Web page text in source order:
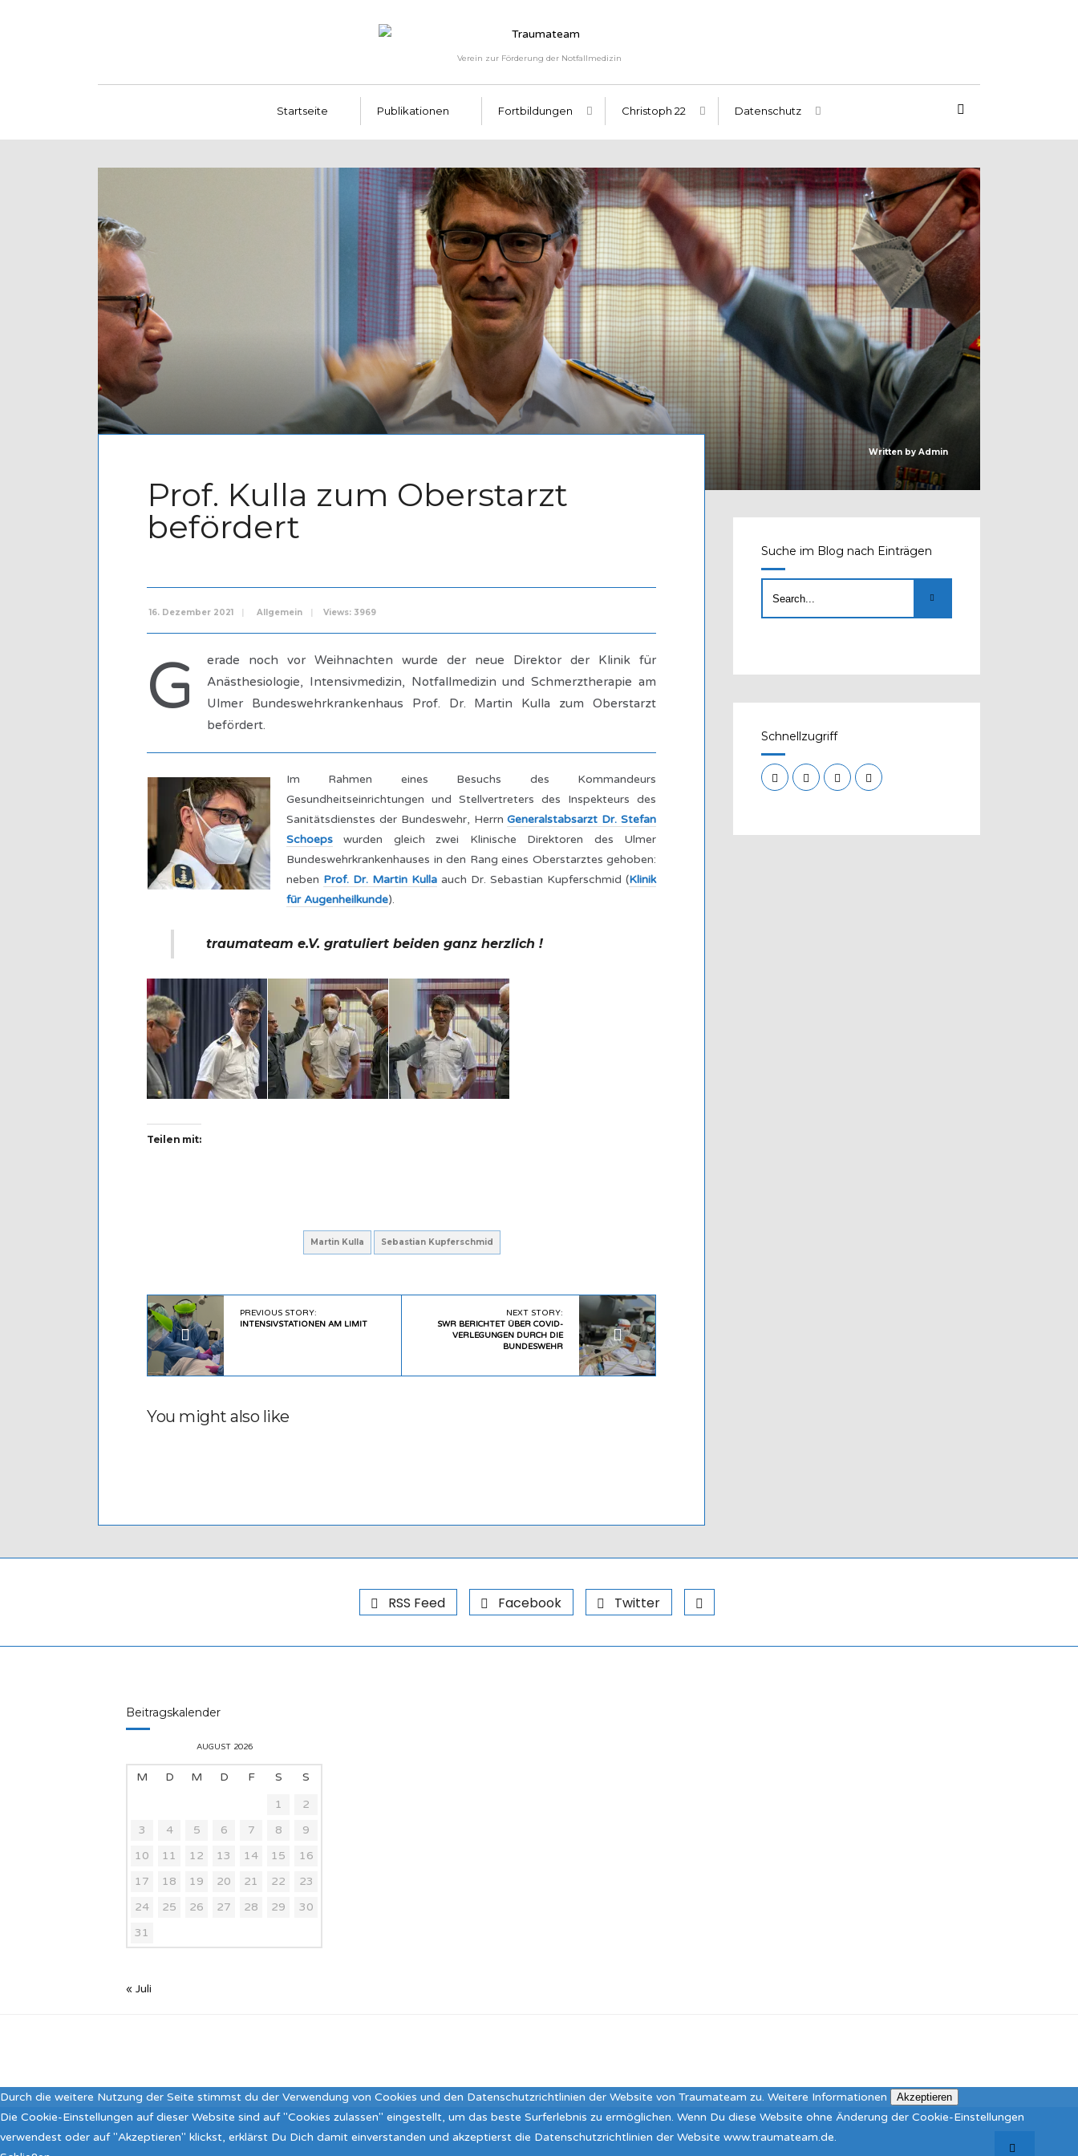
Verein zur Förderung der Notfallmedizin
Startseite Publikationen Fortbildungen Christoph 22 Datenschutz
Written by Admin
Prof. Kulla zum Oberstarzt
befördert
16. Dezember 2021 Allgemein Views: 3969
G
erade noch vor Weihnachten wurde der neue Direktor der Klinik für
Anästhesiologie, Intensivmedizin, Notfallmedizin und Schmerztherapie am
Ulmer Bundeswehrkrankenhaus Prof. Dr. Martin Kulla zum Oberstarzt
befördert.
Im Rahmen eines Besuchs des Kommandeurs
Gesundheitseinrichtungen und Stellvertreters des Inspekteurs des
Sanitätsdienstes der Bundeswehr, HerrnGeneralstabsarzt Dr. Stefan
Schoeps wurden gleich zwei Klinische Direktoren des Ulmer
Bundeswehrkrankenhauses in den Rang eines Oberstarztes gehoben:
neben Prof. Dr. Martin Kulla auch Dr. Sebastian Kupferschmid (Klinik
für Augenheilkunde).
traumateam e.V. gratuliert beiden ganz herzlich !
Teilen mit:
Martin Kulla Sebastian Kupferschmid
PREVIOUS STORY:
INTENSIVSTATIONEN AM LIMIT
NEXT STORY:
SWR BERICHTET ÜBER COVID-
VERLEGUNGEN DURCH DIE
BUNDESWEHR
You might also like
Suche im Blog nach Einträgen
Schnellzugriff
RSS Feed Facebook Twitter
Beitragskalender
AUGUST 2026
M D M D F S
S
1
2
3
4 5 6 7 8
9
10
11 12 13 14 15
16
17
18 19 20 21 22
23
24
25 26 27 28 29
30
31
« Juli
Durch die weitere Nutzung der Seite stimmst du der Verwendung von Cookies und den Datenschutzrichtlinien der Website von Traumateam zu. Weitere Informationen Akzeptieren
Die Cookie-Einstellungen auf dieser Website sind auf "Cookies zulassen" eingestellt, um das beste Surferlebnis zu ermöglichen. Wenn Du diese Website ohne Änderung der Cookie-Einstellungen
verwendest oder auf "Akzeptieren" klickst, erklärst Du Dich damit einverstanden und akzeptierst die Datenschutzrichtlinien der Website www.traumateam.de.